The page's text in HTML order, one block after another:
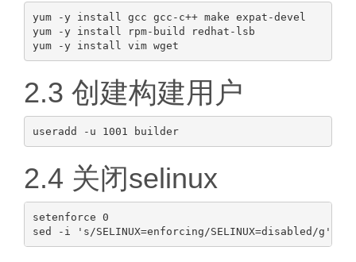
yum -y install gcc gcc-c++ make expat-devel
yum -y install rpm-build redhat-lsb
2.3 创建构建用户
useradd -u 1001 builder
2.4 关闭selinux
setenforce 0